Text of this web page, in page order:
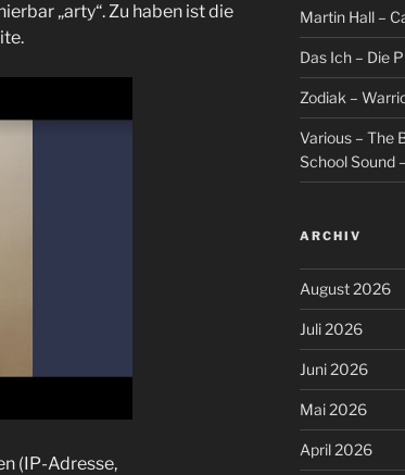
„arty“. Zu haben ist die
(IP-Adresse,
Martin Hall –
Das Ich – Die
Zodiak –
Various – The
School Sound
ARCHIV
August 2026
Juli 2026
Juni 2026
Mai 2026
April 2026